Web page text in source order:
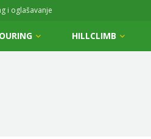
i oglašavanje
HILLCLIMB